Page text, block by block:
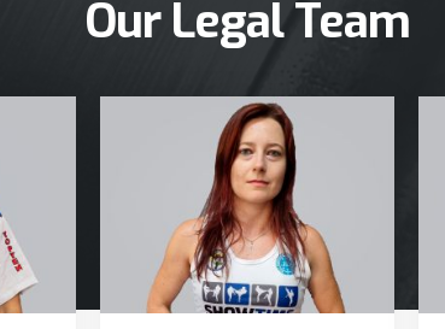
Our Legal Team